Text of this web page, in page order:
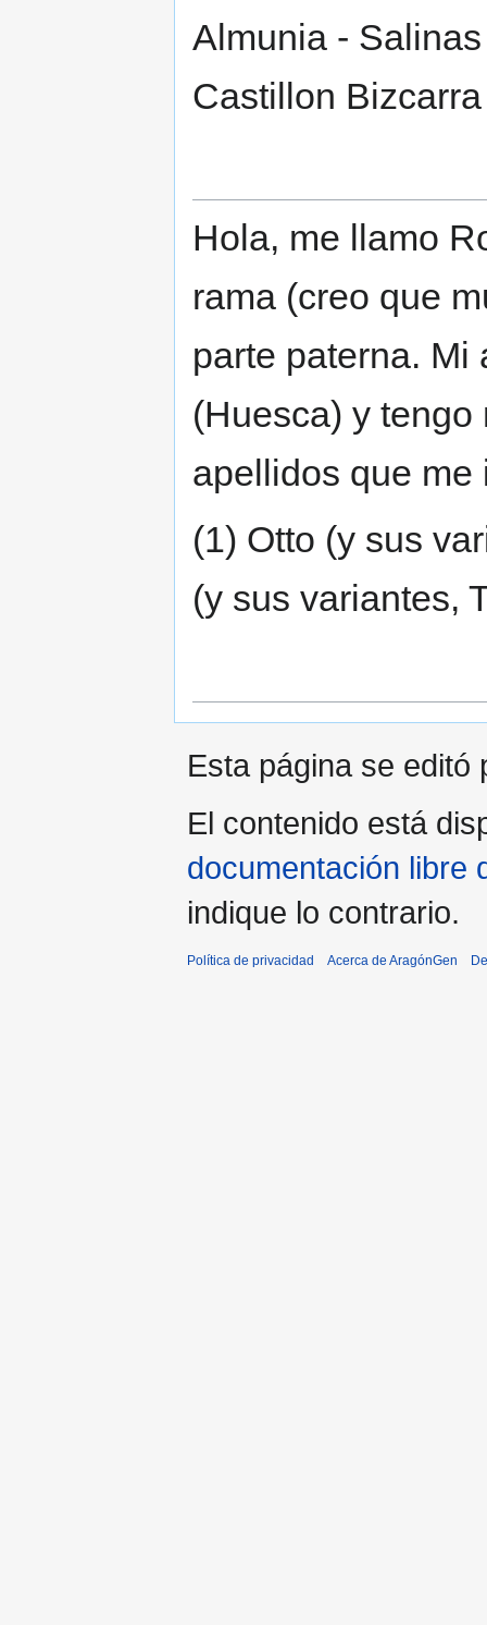
Almunia -
Castillon
Hola, me llamo
rama (creo que
parte paterna. Mi
(Huesca) y
apellidos que me
(1) Otto (y sus
(y sus variantes,
Esta página se editó
El contenido está
documentación libre
indique lo contrario.
Política de privacidad Acerca de AragónGen